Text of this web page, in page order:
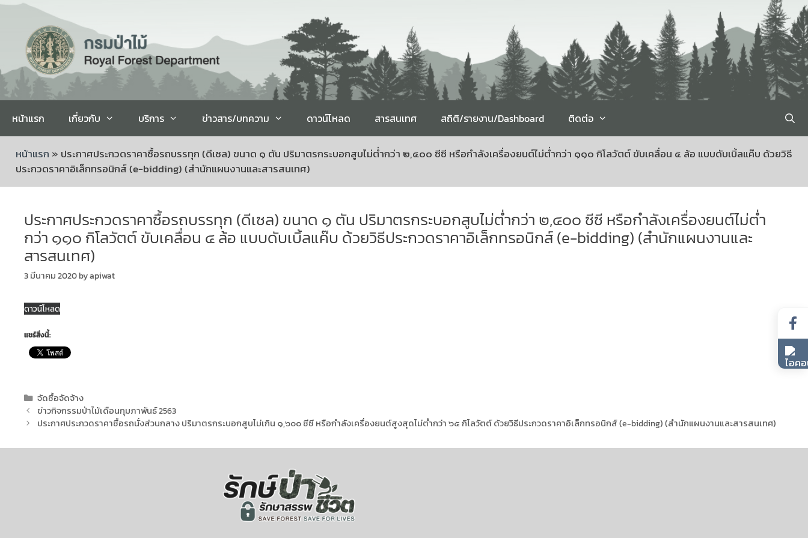
หน้าแรก เกี่ยวกับ บริการ ข่าวสาร/บทความ ดาวน์โหลด สารสนเทศ สถิติ/รายงาน/Dashboard ติดต่อ
หน้าแรก » ประกาศประกวดราคาซื้อรถบรรทุก (ดีเซล) ขนาด ๑ ตัน ปริมาตรกระบอกสูบไม่ต่ำกว่า ๒,๔๐๐ ซีซี หรือกำลังเครื่องยนต์ไม่ต่ำกว่า ๑๑๐ กิโลวัตต์ ขับเคลื่อน ๔ ล้อ แบบดับเบิ้ลแค๊บ ด้วยวิธี
ประกวดราคาอิเล็กทรอนิกส์ (e-bidding) (สำนักแผนงานและสารสนเทศ)
ประกาศประกวดราคาซื้อรถบรรทุก (ดีเซล) ขนาด ๑ ตัน ปริมาตรกระบอกสูบไม่ต่ำกว่า ๒,๔๐๐ ซีซี หรือกำลังเครื่องยนต์ไม่ต่ำ
กว่า ๑๑๐ กิโลวัตต์ ขับเคลื่อน ๔ ล้อ แบบดับเบิ้ลแค๊บ ด้วยวิธีประกวดราคาอิเล็กทรอนิกส์ (e-bidding) (สำนักแผนงานและ
สารสนเทศ)
3 มีนาคม 2020byapiwat
ดาวน์โหลด
แชร์สิ่งนี้:
จัดซื้อจัดจ้าง
ข่าวกิจกรรมป่าไม้เดือนกุมภาพันธ์ 2563
ประกาศประกวดราคาซื้อรถนั่งส่วนกลาง ปริมาตรกระบอกสูบไม่เกิน ๑,๖๐๐ ซีซี หรือกำลังเครื่องยนต์สูงสุดไม่ต่ำกว่า ๖๕ กิโลวัตต์ ด้วยวิธีประกวดราคาอิเล็กทรอนิกส์ (e-bidding) (สำนักแผนงานและสารสนเทศ)